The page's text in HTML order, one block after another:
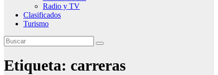
Radio y TV
Clasificados
Turismo
Etiqueta: carreras